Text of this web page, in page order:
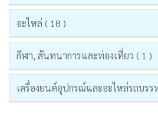
อะไหล่ ( 18 )
กีฬา, สันทนาการและท่องเที่ยว ( 1 )
เครื่องยนต์อุปกรณ์และอะไหล่รถบรร